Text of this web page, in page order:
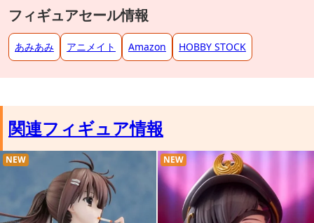
フィギュアセール情報
あみあみ アニメイト Amazon HOBBY STOCK
関連フィギュア情報
NEW NEW